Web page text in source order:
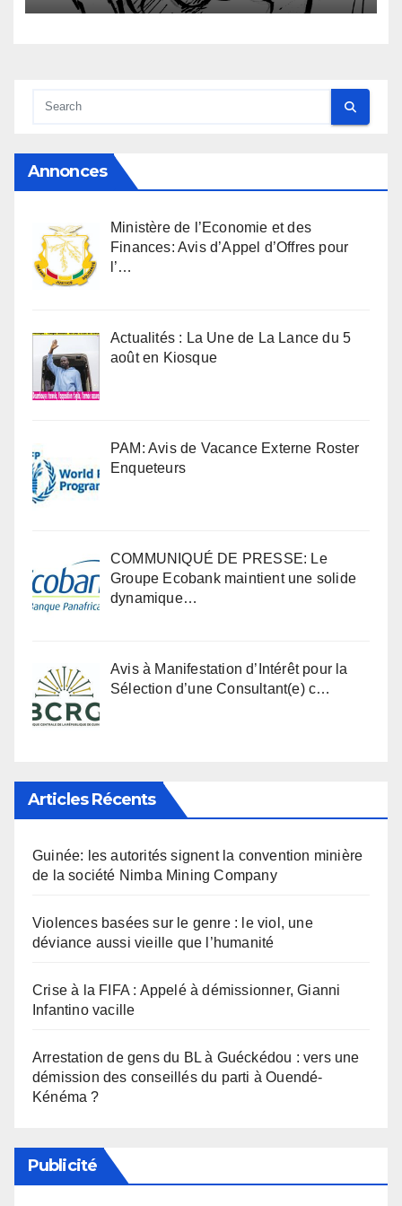
Annonces
Ministère de l’Economie et des
Finances: Avis d’Appel d’Offres pour
l’…
Actualités : La Une de La Lance du 5
août en Kiosque
PAM: Avis de Vacance Externe Roster
Enqueteurs
COMMUNIQUÉ DE PRESSE: Le
Groupe Ecobank maintient une solide
dynamique…
Avis à Manifestation d’Intérêt pour la
Sélection d’une Consultant(e) c…
Articles Récents
Guinée: les autorités signent la convention minière
de la société Nimba Mining Company
Violences basées sur le genre : le viol, une
déviance aussi vieille que l’humanité
Crise à la FIFA : Appelé à démissionner, Gianni
Infantino vacille
Arrestation de gens du BL à Guéckédou : vers une
démission des conseillés du parti à Ouendé-
Kénéma ?
Publicité